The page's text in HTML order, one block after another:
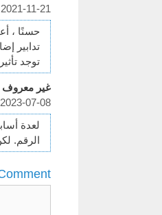
2021-11-21 at 17:34
حسنًا ،
توجد
غير معروف
2023-07-08 at 20:23
لعدة
الرقم.